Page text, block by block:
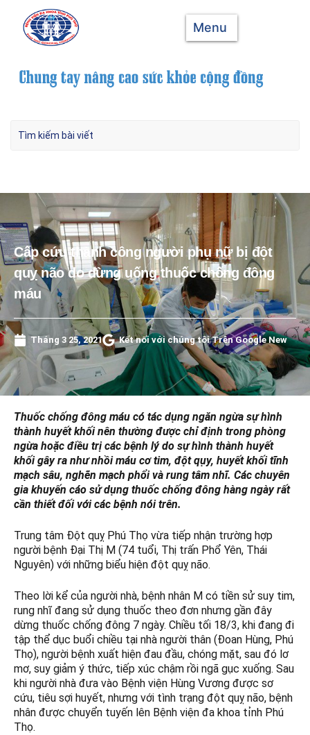
Menu
Cấp cứu thành công người phụ nữ bị đột
quỵ não do dừng uống thuốc chống đông
máu
Tháng 3 25, 2021 Kết nối với chúng tôi Trên Google New
Thuốc chống đông máu có tác dụng ngăn ngừa sự hình
thành huyết khối nên thường được chỉ định trong phòng
ngừa hoặc điều trị các bệnh lý do sự hình thành huyết
khối gây ra như nhồi máu cơ tim, đột qụy, huyết khối tĩnh
mạch sâu, nghẽn mạch phổi và rung tâm nhĩ. Các chuyên
gia khuyến cáo sử dụng thuốc chống đông hàng ngày rất
cần thiết đối với các bệnh nói trên.
Trung tâm Đột quỵ Phú Thọ vừa tiếp nhận trường hợp
người bệnh Đại Thị M (74 tuổi, Thị trấn Phổ Yên, Thái
Nguyên) với những biểu hiện đột quỵ não.
Theo lời kể của người nhà, bệnh nhân M có tiền sử suy tim,
rung nhĩ đang sử dụng thuốc theo đơn nhưng gần đây
dừng thuốc chống đông 7 ngày. Chiều tối 18/3, khi đang đi
tập thể dục buổi chiều tại nhà người thân (Đoan Hùng, Phú
Thọ), người bệnh xuất hiện đau đầu, chóng mặt, sau đó lơ
mơ, suy giảm ý thức, tiếp xúc chậm rồi ngã gục xuống. Sau
khi người nhà đưa vào Bệnh viện Hùng Vương được sơ
cứu, tiêu sợi huyết, nhưng với tình trạng đột quỵ não, bệnh
nhân được chuyển tuyến lên Bệnh viện đa khoa tỉnh Phú
Thọ.